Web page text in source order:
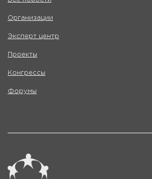
Организации
Эксперт центр
Проекты
Конгрессы
Форумы